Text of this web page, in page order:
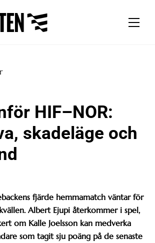
HIF–NOR:
skadeläge och
fjärde hemmamatch väntar för
Albert Ejupi återkommer i spel,
om Kalle Joelsson kan medverka
som tagit sju poäng på de senaste